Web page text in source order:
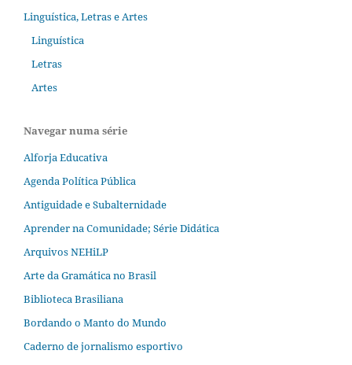
Linguística, Letras e Artes
Linguística
Letras
Artes
Navegar numa série
Alforja Educativa
Agenda Política Pública
Antiguidade e Subalternidade
Aprender na Comunidade; Série Didática
Arquivos NEHiLP
Arte da Gramática no Brasil
Biblioteca Brasiliana
Bordando o Manto do Mundo
Caderno de jornalismo esportivo